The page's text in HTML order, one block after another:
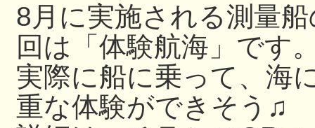
8月に実施される測量
回は「体験航海」です
実際に船に乗って、海
重な体験ができそう♫